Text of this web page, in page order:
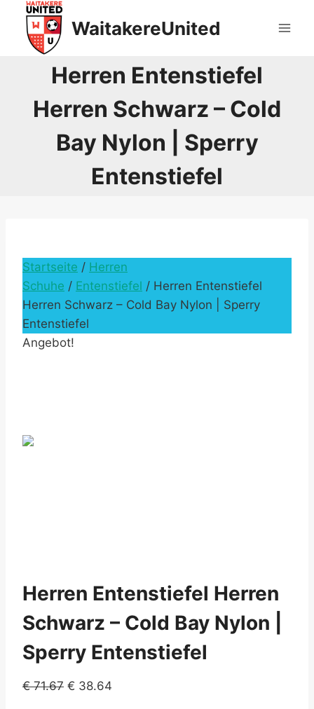
content
WaitakereUnited
Herren Entenstiefel
Herren Schwarz – Cold
Bay Nylon | Sperry
Entenstiefel
Startseite / Herren
Schuhe / Entenstiefel / Herren Entenstiefel
Herren Schwarz – Cold Bay Nylon | Sperry
Entenstiefel
Angebot!
Herren Entenstiefel Herren
Schwarz – Cold Bay Nylon |
Sperry Entenstiefel
€71.67 € 38.64